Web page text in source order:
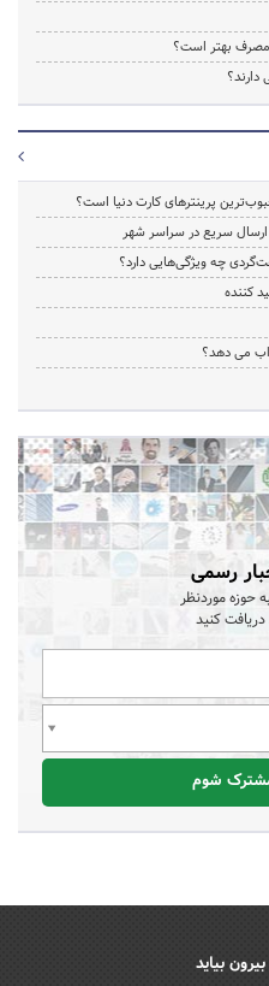
مصرف بهتر است؟
ارسال سریع در سراسر شهر
چه ویژگی‌هایی دارد؟
کننده
می دهد؟
رسمی
حوزه موردنظر
کنید
شوم
بیاید